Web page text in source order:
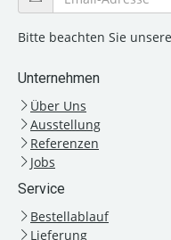
Bitte beachten Sie unsere
Unternehmen
Über Uns
Ausstellung
Referenzen
Jobs
Service
Bestellablauf
Lieferung